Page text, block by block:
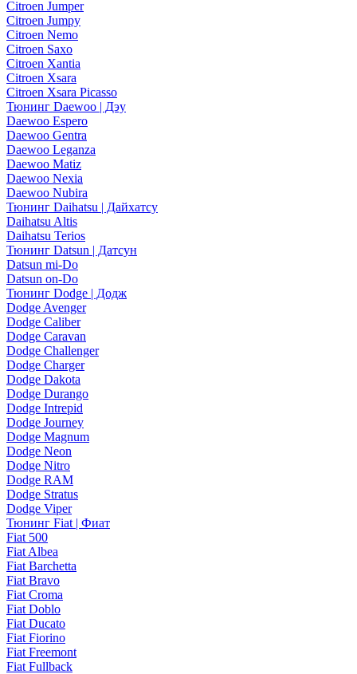
Citroen Jumper
Citroen Jumpy
Citroen Nemo
Citroen Saxo
Citroen Xantia
Citroen Xsara
Citroen Xsara Picasso
Тюнинг Daewoo | Дэу
Daewoo Espero
Daewoo Gentra
Daewoo Leganza
Daewoo Matiz
Daewoo Nexia
Daewoo Nubira
Тюнинг Daihatsu | Дайхатсу
Daihatsu Altis
Daihatsu Terios
Тюнинг Datsun | Датсун
Datsun mi-Do
Datsun on-Do
Тюнинг Dodge | Додж
Dodge Avenger
Dodge Caliber
Dodge Caravan
Dodge Challenger
Dodge Charger
Dodge Dakota
Dodge Durango
Dodge Intrepid
Dodge Journey
Dodge Magnum
Dodge Neon
Dodge Nitro
Dodge RAM
Dodge Stratus
Dodge Viper
Тюнинг Fiat | Фиат
Fiat 500
Fiat Albea
Fiat Barchetta
Fiat Bravo
Fiat Croma
Fiat Doblo
Fiat Ducato
Fiat Fiorino
Fiat Freemont
Fiat Fullback